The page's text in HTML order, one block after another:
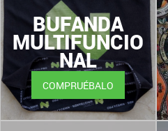
BUFANDA
MULTIFUNCIO
NAL
COMPRUÉBALO